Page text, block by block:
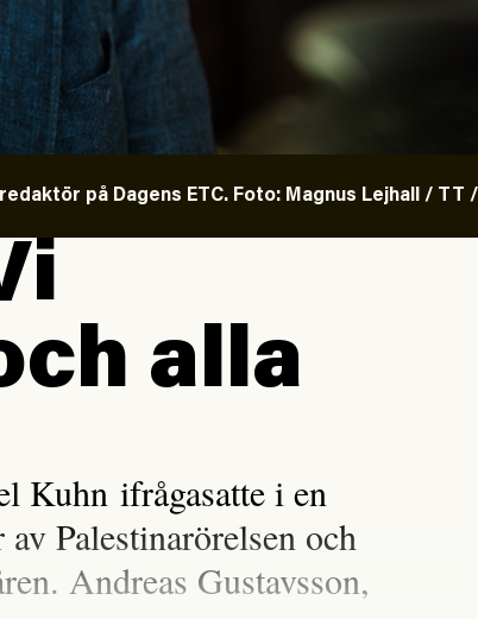
på Dagens ETC. Foto: Magnus Lejhall / TT /
alla
Kuhn ifrågasatte i en
Palestinarörelsen och
Andreas Gustavsson,